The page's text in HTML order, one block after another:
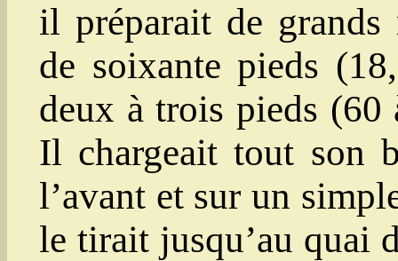
il préparait de grands
de soixante pieds
deux à trois pieds (60
Il chargeait tout son
l’avant et sur un
le tirait jusqu’au quai